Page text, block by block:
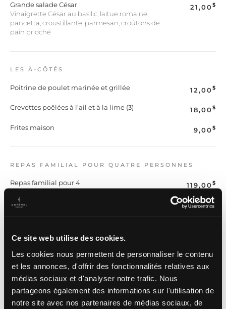
Ce site web utilise des cookies.
Les cookies nous permettent de personnaliser le contenu
et les annonces, d'offrir des fonctionnalités relatives aux
médias sociaux et d'analyser notre trafic. Nous
partageons également des informations sur l'utilisation de
notre site avec nos partenaires de médias sociaux, de
Grande salade César
Vinaigrette César au basilic, laitue romaine,
pancetta, croustillante, parmesan, croûtons de
pain brioché
21,00$
LES À-CÔTÉS
Poitrine de poulet marinée et grillée 12,00$
Crevettes poêlées à l’ail et à la lime (3) 18,00$
Frites maison 9,00$
REPAS FAMILIAL POUR QUATRE PERSONNES
Repas familial pour 4 119,00$
taxes en sus
Frite familiale
Salade de macaronis format familial
Salade verte et légumes croquants, vinaigrette
à l’érable et citron, format familial